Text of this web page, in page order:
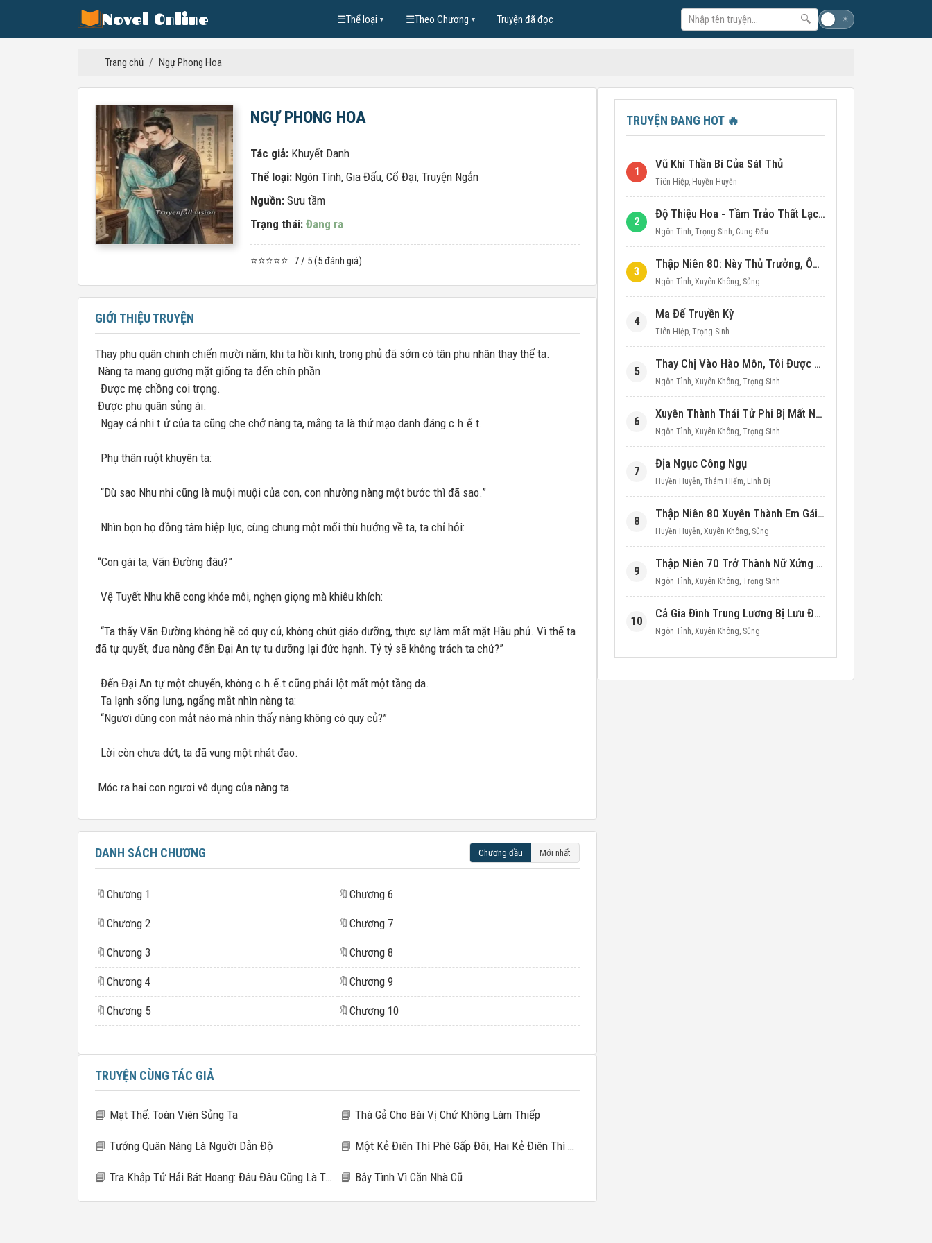
Novel Online ☰Thể loại ▼ ☰Theo Chương ▼ Truyện đã đọc 🔍 ☀
Trang chủ / Ngự Phong Hoa
NGỰ PHONG HOA
Tác giả: Khuyết Danh
Thể loại: Ngôn Tình, Gia Đấu, Cổ Đại, Truyện Ngắn
Nguồn: Sưu tầm
Trạng thái: Đang ra
⭐⭐⭐⭐⭐ 7 / 5 (5 đánh giá)
GIỚI THIỆU TRUYỆN
Thay phu quân chinh chiến mười năm, khi ta hồi kinh, trong phủ đã sớm có tân phu nhân thay thế ta.
Nàng ta mang gương mặt giống ta đến chín phần.
Được mẹ chồng coi trọng.
Được phu quân sủng ái.
Ngay cả nhi t.ử của ta cũng che chở nàng ta, mắng ta là thứ mạo danh đáng c.h.ế.t.
Phụ thân ruột khuyên ta:
“Dù sao Nhu nhi cũng là muội muội của con, con nhường nàng một bước thì đã sao.”
Nhìn bọn họ đồng tâm hiệp lực, cùng chung một mối thù hướng về ta, ta chỉ hỏi:
“Con gái ta, Vãn Đường đâu?”
Vệ Tuyết Nhu khẽ cong khóe môi, nghẹn giọng mà khiêu khích:
“Ta thấy Vãn Đường không hề có quy củ, không chút giáo dưỡng, thực sự làm mất mặt Hầu phủ. Vì thế ta
đã tự quyết, đưa nàng đến Đại An tự tu dưỡng lại đức hạnh. Tỷ tỷ sẽ không trách ta chứ?”
Đến Đại An tự một chuyến, không c.h.ế.t cũng phải lột mất một tầng da.
Ta lạnh sống lưng, ngẩng mắt nhìn nàng ta:
“Ngươi dùng con mắt nào mà nhìn thấy nàng không có quy củ?”
Lời còn chưa dứt, ta đã vung một nhát đao.
Móc ra hai con ngươi vô dụng của nàng ta.
DANH SÁCH CHƯƠNG Chương đầu Mới nhất
🔖 Chương 1
🔖 Chương 2
🔖 Chương 3
🔖 Chương 4
🔖 Chương 5
🔖 Chương 6
🔖 Chương 7
🔖 Chương 8
🔖 Chương 9
🔖 Chương 10
TRUYỆN CÙNG TÁC GIẢ
📘 Mạt Thế: Toàn Viên Sủng Ta 📘 Thà Gả Cho Bài Vị Chứ Không Làm Thiếp
📘 Tướng Quân Nàng Là Người Dẫn Độ 📘 Một Kẻ Điên Thì Phê Gấp Đôi, Hai Kẻ Điên Thì Phê Gấp Mười
📘 Tra Khắp Tứ Hải Bát Hoang: Đâu Đâu Cũng Là Tu La Tràng 📘 Bẫy Tình Vì Căn Nhà Cũ
TRUYỆN ĐANG HOT 🔥
1
Vũ Khí Thần Bí Của Sát Thủ
Tiên Hiệp, Huyền Huyễn
2
Độ Thiệu Hoa - Tầm Trảo Thất Lạc Đích Ái Tình
Ngôn Tình, Trọng Sinh, Cung Đấu
3
Thập Niên 80: Này Thủ Trưởng, Ôm Một Cái Đi!
Ngôn Tình, Xuyên Không, Sủng
4
Ma Đế Truyền Kỳ
Tiên Hiệp, Trọng Sinh
5
Thay Chị Vào Hào Môn, Tôi Được Cưng Chiều Hết Mực (Thập Niên 90)
Ngôn Tình, Xuyên Không, Trọng Sinh
6
Xuyên Thành Thái Tử Phi Bị Mất Nước
Ngôn Tình, Xuyên Không, Trọng Sinh
7
Địa Ngục Công Ngụ
Huyền Huyễn, Thám Hiểm, Linh Dị
8
Thập Niên 80 Xuyên Thành Em Gái Học Bá
Huyền Huyễn, Xuyên Không, Sủng
9
Thập Niên 70 Trở Thành Nữ Xứng Nuôi Con Làm Giàu
Ngôn Tình, Xuyên Không, Trọng Sinh
10
Cả Gia Đình Trung Lương Bị Lưu Đày, Ta Mang Không Gian Cứu Cả Nhà
Ngôn Tình, Xuyên Không, Sủng